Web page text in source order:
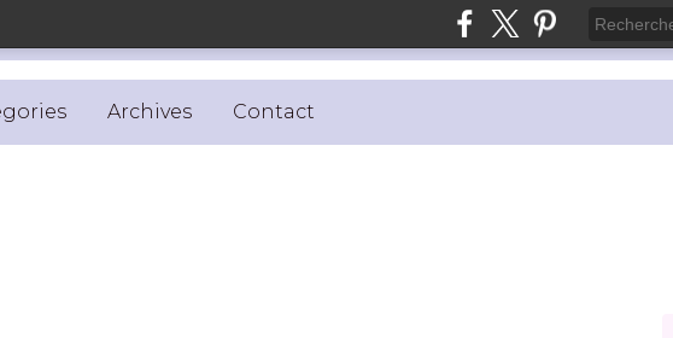
Archives Contact